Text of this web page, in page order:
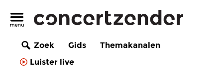
Zoek Gids
Themakanalen
Luister live